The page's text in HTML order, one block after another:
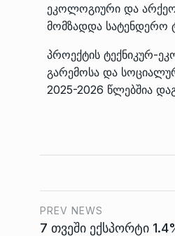
ეკოლოგიური და
მომზადდა სატენდერო
პროექტის ტექნიკურ-
გარემოსა და
2025-2026 წლებშია
PREV NEWS
7 თვეში ექსპორტი